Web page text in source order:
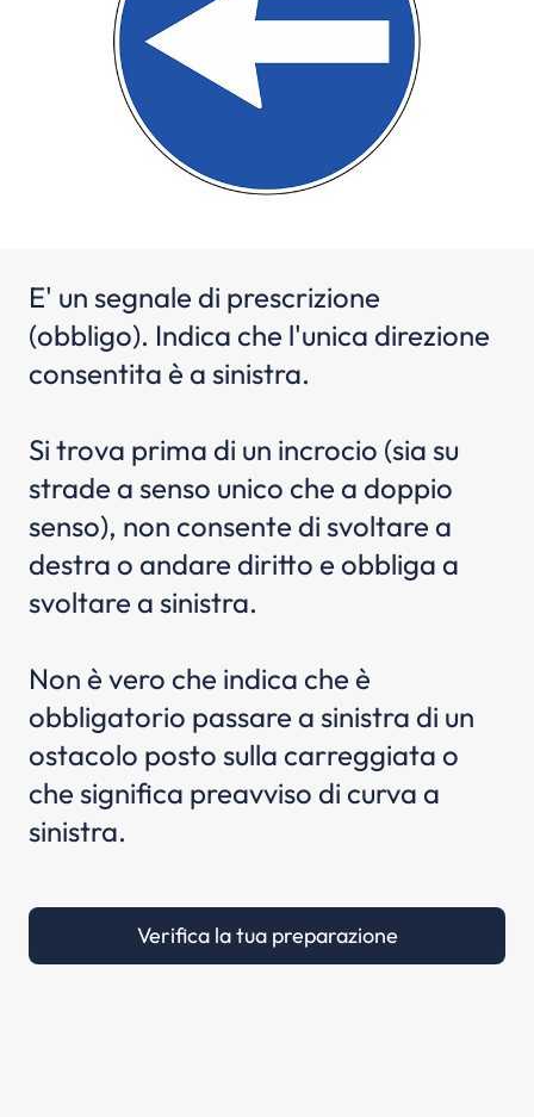
E' un segnale di prescrizione
(obbligo). Indica che l'unica direzione
consentita è a sinistra.
Si trova prima di un incrocio (sia su
strade a senso unico che a doppio
senso), non consente di svoltare a
destra o andare diritto e obbliga a
svoltare a sinistra.
Non è vero che indica che è
obbligatorio passare a sinistra di un
ostacolo posto sulla carreggiata o
che significa preavviso di curva a
sinistra.
Verifica la tua preparazione